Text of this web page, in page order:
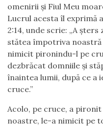
omenirii și Fiul Meu
Lucrul acesta îl exprimă
2:14, unde scrie: „A
stătea împotriva
nimicit pironindu-l pe
dezbrăcat domniile și
înaintea lumii, după ce
cruce.”
Acolo, pe cruce, a
noastre, le-a nimicit pe